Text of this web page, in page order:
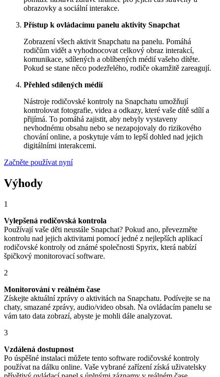
obrazovky a sociální interakce.
Přístup k ovládacímu panelu aktivity Snapchat
Zobrazení všech aktivit Snapchatu na panelu. Pomáhá
rodičům vidět a vyhodnocovat celkový obraz interakcí,
komunikace, sdílených a oblíbených médií vašeho dítěte.
Pokud se stane něco podezřelého, rodiče okamžitě zareagují.
Přehled sdílených médií
Nástroje rodičovské kontroly na Snapchatu umožňují
kontrolovat fotografie, videa a odkazy, které vaše dítě sdílí a
přijímá. To pomáhá zajistit, aby nebyly vystaveny
nevhodnému obsahu nebo se nezapojovaly do rizikového
chování online, a poskytuje vám to lepší dohled nad jejich
digitálními interakcemi.
Začněte používat nyní
Výhody
1
Vylepšená rodičovská kontrola
Používají vaše děti neustále Snapchat? Pokud ano, převezměte
kontrolu nad jejich aktivitami pomocí jedné z nejlepších aplikací
rodičovské kontroly od známé společnosti Spyrix, která nabízí
špičkový monitorovací software.
2
Monitorování v reálném čase
Získejte aktuální zprávy o aktivitách na Snapchatu. Podívejte se na
chaty, smazané zprávy, audio/video obsah. Na ovládacím panelu se
vám tato data zobrazí, abyste je mohli dále analyzovat.
3
Vzdálená dostupnost
Po úspěšné instalaci můžete tento software rodičovské kontroly
používat na dálku online. Vaše vybrané zařízení získá uživatelsky